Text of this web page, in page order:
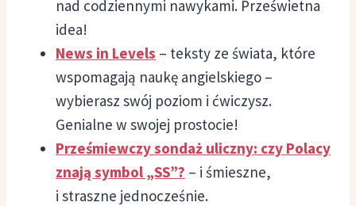
nad codziennymi nawykami. Prześwietna
idea!
News in Levels – teksty ze świata, które
wspomagają naukę angielskiego –
wybierasz swój poziom i ćwiczysz.
Genialne w swojej prostocie!
Prześmiewczy sondaż uliczny: czy Polacy
znają symbol „SS”? – i śmieszne,
i straszne jednocześnie.